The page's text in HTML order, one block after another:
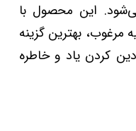
این محصول با
مرغوب، بهترین گزینه
کردن یاد و خاطره